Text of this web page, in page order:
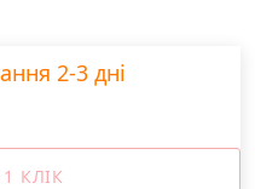
2-3 дні
КЛІК